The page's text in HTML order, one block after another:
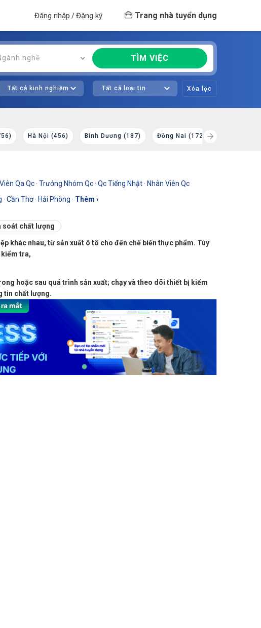
Đăng nhập /Đăng ký Trang nhà tuyển dụng
nghề TÌM VIỆC
Tất cả kinh nghiệm Tất cả loại tin Xóa lọc
Hà Nội (456) Bình Dương (187) Đồng Nai (172)
Qa Qc·Trưởng Nhóm Qc·Qc Tiếng Nhật· Nhân Viên Qc
·Cần Thơ· Hải Phòng · Thêm ›
soát chất lượng
khác nhau, từ sản xuất ô tô cho đến chế biến thực phẩm. Tùy
kiểm tra,
hoặc sau quá trình sản xuất; chạy và theo dõi thiết bị kiểm
tin chất lượng.